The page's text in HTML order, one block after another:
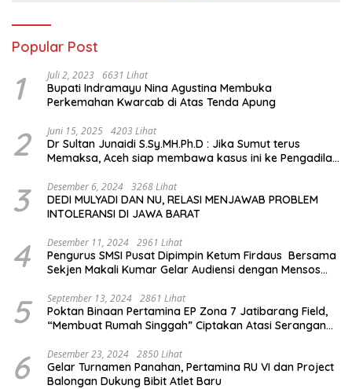
Popular Post
1 Juli 2, 2023 6631 Lihat
Bupati Indramayu Nina Agustina Membuka
Perkemahan Kwarcab di Atas Tenda Apung
2 Juni 15, 2025 4203 Lihat
Dr Sultan Junaidi S.Sy.MH.Ph.D : Jika Sumut terus
Memaksa, Aceh siap membawa kasus ini ke Pengadilan
3 Desember 6, 2024 3268 Lihat
DEDI MULYADI DAN NU, RELASI MENJAWAB PROBLEM
INTOLERANSI DI JAWA BARAT
4 Desember 11, 2024 2961 Lihat
Pengurus SMSI Pusat Dipimpin Ketum Firdaus Bersama
Sekjen Makali Kumar Gelar Audiensi dengan Mensos
5 September 13, 2024 2861 Lihat
Poktan Binaan Pertamina EP Zona 7 Jatibarang Field,
“Membuat Rumah Singgah” Ciptakan Atasi Serangan
6 Desember 23, 2024 2850 Lihat
Gelar Turnamen Panahan, Pertamina RU VI dan Project
Balongan Dukung Bibit Atlet Baru